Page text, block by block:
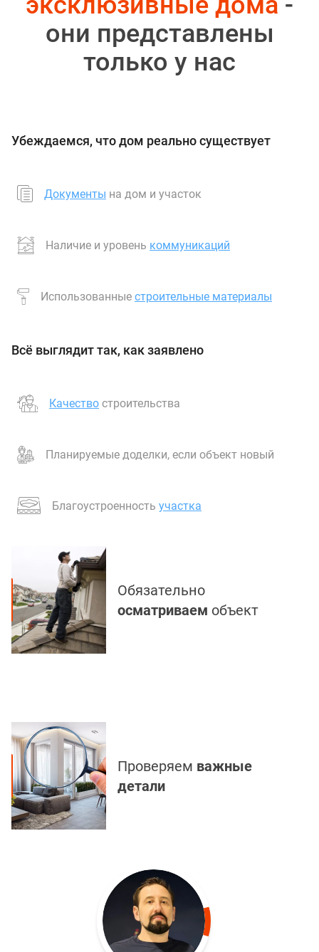
они представлены
только у нас
Убеждаемся, что дом реально существует
Документы на дом и участок
Наличие и уровень коммуникаций
Использованные строительные материалы
Всё выглядит так, как заявлено
Качество строительства
Планируемые доделки, если объект новый
Благоустроенность участка
Обязательно
осматриваем объект
Проверяем важные
детали